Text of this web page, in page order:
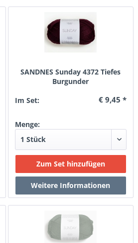
SANDNES Sunday 4372 Tiefes
Burgunder
Im Set:
€ 9,45 *
Menge: